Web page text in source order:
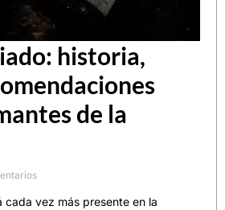
historia,
de la
cada vez más presente en la